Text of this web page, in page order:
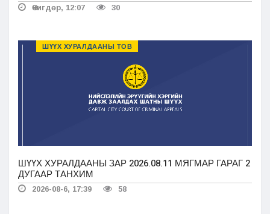
Өчигдөр, 12:07 30
ШҮҮХ ХУРАЛДААНЫ ТОВ
ШҮҮХ ХУРАЛДААНЫ ЗАР 2026.08.11 МЯГМАР ГАРАГ 2
ДУГААР ТАНХИМ
2026-08-6, 17:39 58